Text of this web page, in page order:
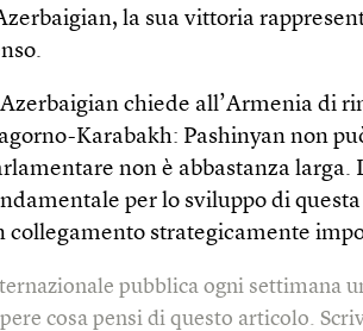
la sua vittoria
chiede all’Armenia di
Karabakh: Pashinyan non
non è abbastanza larga.
per lo sviluppo di
collegamento strategicamente
pubblica ogni settimana
cosa pensi di questo articolo.